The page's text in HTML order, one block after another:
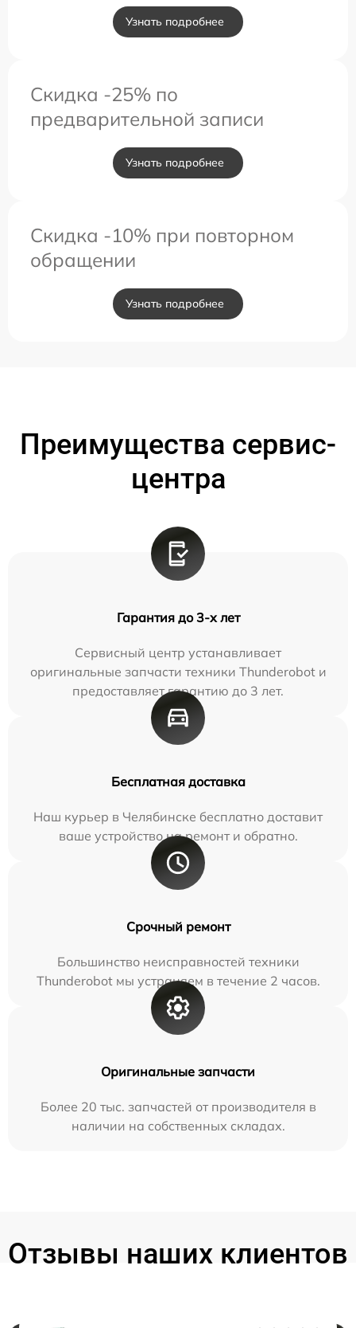
Узнать подробнее
Скидка -25% по
предварительной записи
Узнать подробнее
Скидка -10% при повторном
обращении
Узнать подробнее
Преимущества сервис-
центра
Гарантия до 3-х лет
Сервисный центр устанавливает
оригинальные запчасти техники Thunderobot и
предоставляет гарантию до 3 лет.
Бесплатная доставка
Наш курьер в Челябинске бесплатно доставит
ваше устройство на ремонт и обратно.
Срочный ремонт
Большинство неисправностей техники
Thunderobot мы устраняем в течение 2 часов.
Оригинальные запчасти
Более 20 тыс. запчастей от производителя в
наличии на собственных складах.
Отзывы наших клиентов